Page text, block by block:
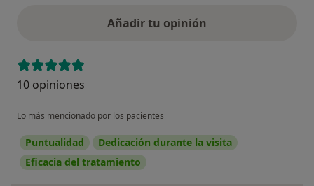
Añadir tu opinión
10 opiniones
Lo más mencionado por los pacientes
Puntualidad
Dedicación durante la visita
Eficacia del tratamiento